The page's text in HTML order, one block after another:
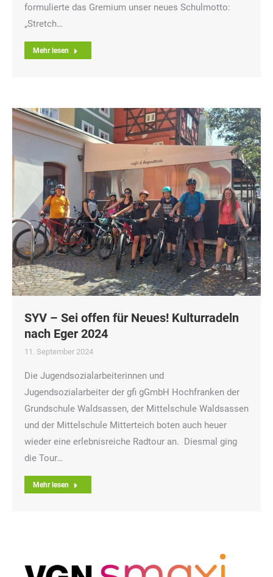
formulierte das Gremium unser neues Schulmotto:
„Stretch…
Mehr lesen
SYV – Sei offen für Neues! Kulturradeln
nach Eger 2024
11. September 2024
Die Jugendsozialarbeiterinnen und
Jugendsozialarbeiter der gfi gGmbH Hochfranken der
Grundschule Waldsassen, der Mittelschule Waldsassen
und der Mittelschule Mitterteich boten auch heuer
wieder eine erlebnisreiche Radtour an. Diesmal ging
die Tour…
Mehr lesen